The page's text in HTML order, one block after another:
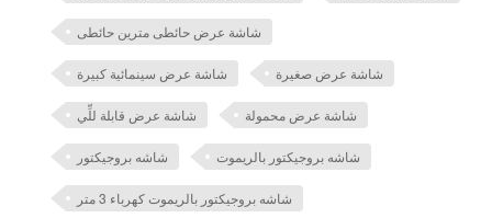
شاشة عرض حائطى مترين حائطى
شاشة عرض سينمائية كبيرة شاشة عرض صغيرة
شاشة عرض قابلة للِّي شاشة عرض محمولة
شاشه بروجيكتور شاشه بروجيكتور بالريموت
شاشه بروجيكتور بالريموت كهرباء 3 متر